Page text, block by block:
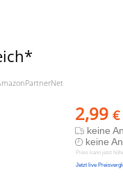
2,99 €
keine
keine
Preis kann jetzt
Jetzt live